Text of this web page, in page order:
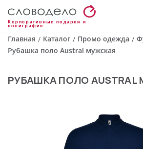
Корпоративные подарки и
полиграфия
Главная / Каталог / Промо одежда /
Рубашка поло Austral мужская
РУБАШКА ПОЛО